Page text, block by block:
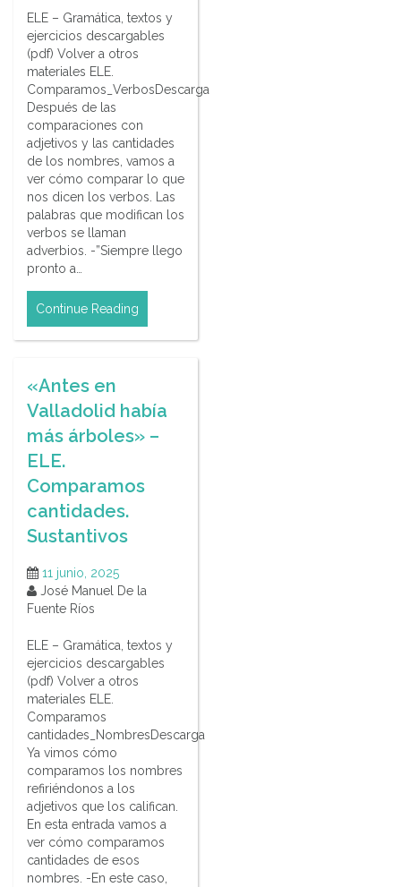
ELE – Gramática, textos y
ejercicios descargables
(pdf) Volver a otros
materiales ELE.
Comparamos_VerbosDescarga
Después de las
comparaciones con
adjetivos y las cantidades
de los nombres, vamos a
ver cómo comparar lo que
nos dicen los verbos. Las
palabras que modifican los
verbos se llaman
adverbios. -”Siempre llego
pronto a…
Continue Reading
«Antes en
Valladolid había
más árboles» –
ELE.
Comparamos
cantidades.
Sustantivos
11 junio, 2025
José Manuel De la
Fuente Ríos
ELE – Gramática, textos y
ejercicios descargables
(pdf) Volver a otros
materiales ELE.
Comparamos
cantidades_NombresDescarga
Ya vimos cómo
comparamos los nombres
refiriéndonos a los
adjetivos que los califican.
En esta entrada vamos a
ver cómo comparamos
cantidades de esos
nombres. -En este caso,